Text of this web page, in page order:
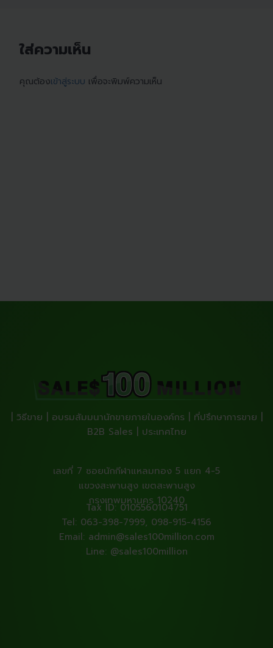
ใส่ความเห็น
คุณต้องเข้าสู่ระบบ เพื่อจะพิมพ์ความเห็น
| วิธีขาย | อบรมสัมมนานักขายภายในองค์กร | ที่ปรึกษาการขาย |
B2B Sales | ประเทศไทย
เลขที่ 7 ซอยนักกีฬาแหลมทอง 5 แยก 4-5
แขวงสะพานสูง เขตสะพานสูง
กรุงเทพมหานคร 10240
Tax ID: 0105560104751
Tel: 063-398-7999, 098-915-4156
Email: admin@sales100million.com
Line: @sales100million